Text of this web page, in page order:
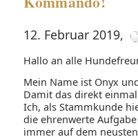
12. Februar 2019,
Hallo an alle
Mein Name ist Onyx
Damit das direkt
Ich, als Stammkunde
die ehrenwerte
immer auf dem